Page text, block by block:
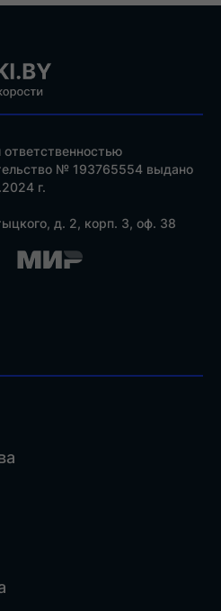
№ 193765554 выдано
г.
д. 2, корп. 3, оф. 38